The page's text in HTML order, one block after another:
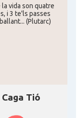
(OR)
la vida son quatre
i 3 te'ls passes
(Plutarc)
Caga Tió